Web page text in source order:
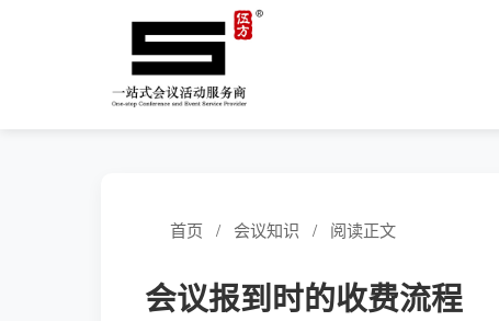
首页 / 会议知识 / 阅读正文
会议报到时的收费流程